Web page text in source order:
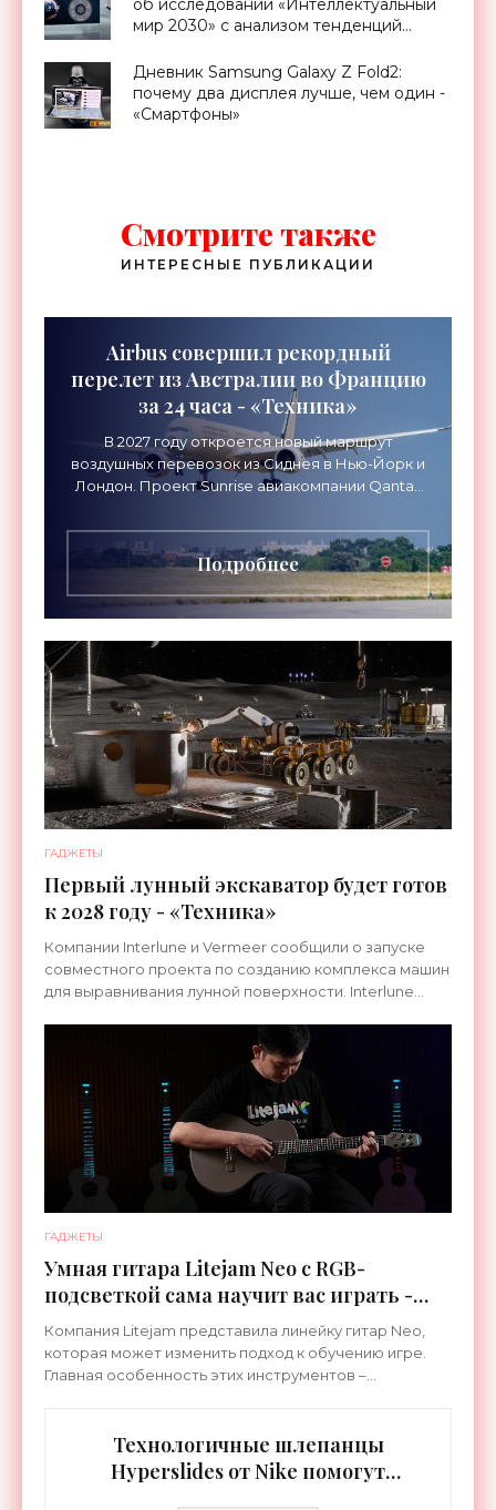
об исследовании «Интеллектуальный
мир 2030» с анализом тенденций
«Смартфоны»
Дневник Samsung Galaxy Z Fold2:
почему два дисплея лучше, чем один -
«Смартфоны»
Смотрите также
ИНТЕРЕСНЫЕ ПУБЛИКАЦИИ
Airbus совершил рекордный
перелет из Австралии во Францию
за 24 часа - «Техника»
В 2027 году откроется новый маршрут
воздушных перевозок из Сиднея в Нью-Йорк и
Лондон. Проект Sunrise авиакомпании Qantas
длительностью до 24
Подробнее
ГАДЖЕТЫ
Первый лунный экскаватор будет готов
к 2028 году - «Техника»
Компании Interlune и Vermeer сообщили о запуске
совместного проекта по созданию комплекса машин
для выравнивания лунной поверхности. Interlune
ГАДЖЕТЫ
Умная гитара Litejam Neo с RGB-
подсветкой сама научит вас играть -
«Гаджеты»
Компания Litejam представила линейку гитар Neo,
которая может изменить подход к обучению игре.
Главная особенность этих инструментов –
Технологичные шлепанцы
Hyperslides от Nike помогут